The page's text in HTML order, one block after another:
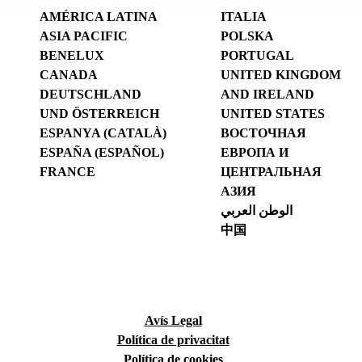
AMÉRICA LATINA
ASIA PACIFIC
BENELUX
CANADA
DEUTSCHLAND
UND ÖSTERREICH
ESPANYA (CATALÀ)
ESPAÑA (ESPAÑOL)
FRANCE
ITALIA
POLSKA
PORTUGAL
UNITED KINGDOM
AND IRELAND
UNITED STATES
ВОСТОЧНАЯ
ЕВРОПА И
ЦЕНТРАЛЬНАЯ
АЗИЯ
الوطن العربي
中国
Avís Legal
Política de privacitat
Política de cookies